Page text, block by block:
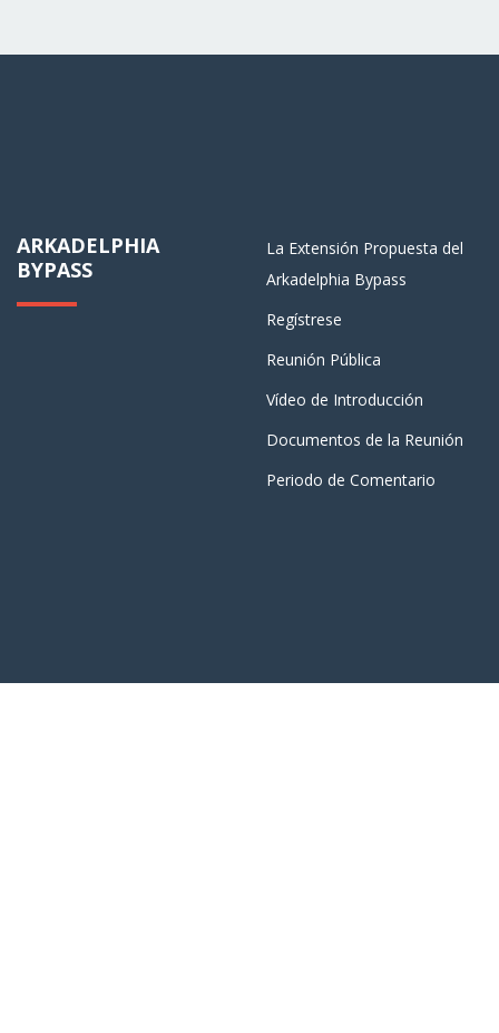
ARKADELPHIA
BYPASS
La Extensión Propuesta del
Arkadelphia Bypass
Regístrese
Reunión Pública
Vídeo de Introducción
Documentos de la Reunión
Periodo de Comentario